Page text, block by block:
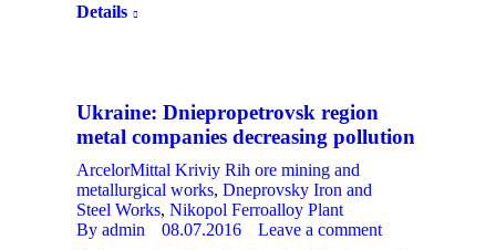
Details
Ukraine: Dniepropetrovsk region
metal companies decreasing pollution
ArcelorMittal Kriviy Rih ore mining and
metallurgical works, Dneprovsky Iron and
Steel Works, Nikopol Ferroalloy Plant
By admin 08.07.2016
Leave a comment